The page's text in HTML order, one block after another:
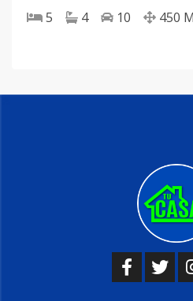
5 4 10 450